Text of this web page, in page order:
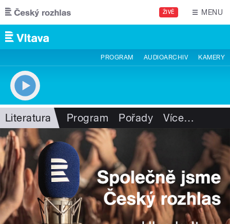
Přejít k hlavnímu obsahu
ŽIVĚ MENU
PROGRAM AUDIOARCHIV KAMERY
Literatura Program Pořady Více…